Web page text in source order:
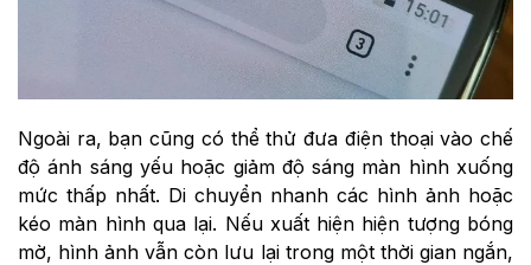
Ngoài ra, bạn cũng có thể thử đưa điện thoại vào chế
độ ánh sáng yếu hoặc giảm độ sáng màn hình xuống
mức thấp nhất. Di chuyển nhanh các hình ảnh hoặc
kéo màn hình qua lại. Nếu xuất hiện hiện tượng bóng
mờ, hình ảnh vẫn còn lưu lại trong một thời gian ngắn,